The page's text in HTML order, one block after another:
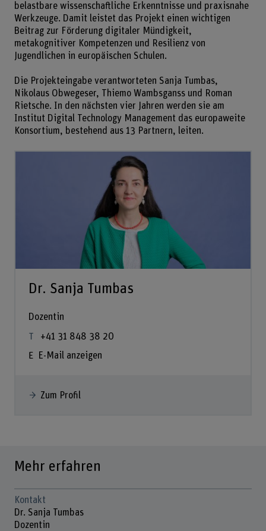
belastbare wissenschaftliche Erkenntnisse und praxisnahe
Werkzeuge. Damit leistet das Projekt einen wichtigen
Beitrag zur Förderung digitaler Mündigkeit,
metakognitiver Kompetenzen und Resilienz von
Jugendlichen in europäischen Schulen.
Die Projekteingabe verantworteten Sanja Tumbas,
Nikolaus Obwegeser, Thiemo Wambsganss und Roman
Rietsche. In den nächsten vier Jahren werden sie am
Institut Digital Technology Management das europaweite
Konsortium, bestehend aus 13 Partnern, leiten.
Dr. Sanja Tumbas
Dozentin
+41 31 848 38 20
E-Mail anzeigen
Zum Profil
Mehr erfahren
Kontakt
Dr. Sanja Tumbas
Dozentin